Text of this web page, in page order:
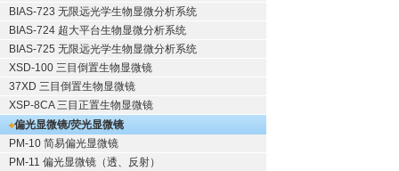
BIAS-723 无限远光学生物显微分析系统
BIAS-724 超大平台生物显微分析系统
BIAS-725 无限远光学生物显微分析系统
XSD-100 三目倒置生物显微镜
37XD 三目倒置生物显微镜
XSP-8CA 三目正置生物显微镜
偏光显微镜/荧光显微镜
PM-10 简易偏光显微镜
PM-11 偏光显微镜（透、反射）